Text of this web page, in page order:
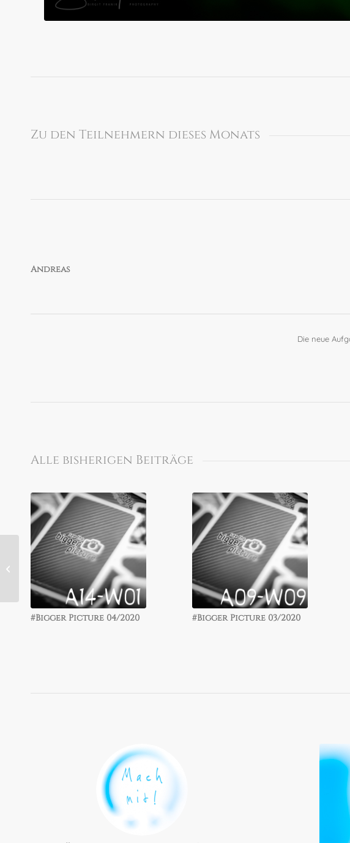
Zu den Teilnehmern dieses Monats
Andreas
Die neue
Alle bisherigen Beiträge
#Bigger Picture 04/2020 #Bigger Picture 03/2020
#Bigger Picture 11/2019 #Bigger Picture 10/2019
Definitely Dreaming
15/52